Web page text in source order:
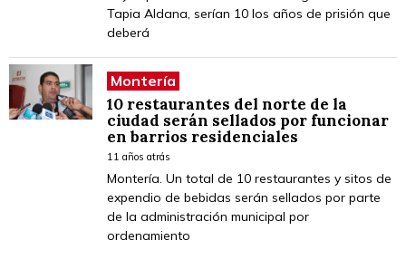
Tapia Aldana, serían 10 los años de prisión que
deberá
Montería
10 restaurantes del norte de la
ciudad serán sellados por funcionar
en barrios residenciales
11 años atrás
Montería. Un total de 10 restaurantes y sitos de
expendio de bebidas serán sellados por parte
de la administración municipal por
ordenamiento